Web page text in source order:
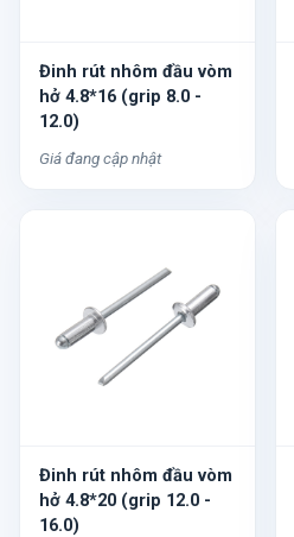
Đinh rút nhôm đầu vòm
hở 4.8*16 (grip 8.0 -
12.0)
Giá đang cập nhật
Đinh rút nhôm đầu vòm
hở 4.8*20 (grip 12.0 -
16.0)